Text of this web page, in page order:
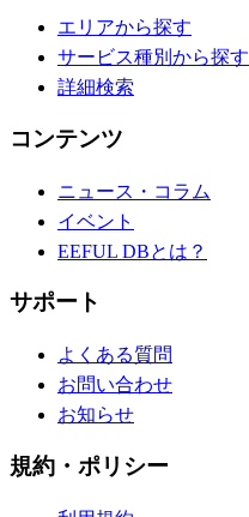
エリアから探す
サービス種別から探す
詳細検索
コンテンツ
ニュース・コラム
イベント
EEFUL DBとは？
サポート
よくある質問
お問い合わせ
お知らせ
規約・ポリシー